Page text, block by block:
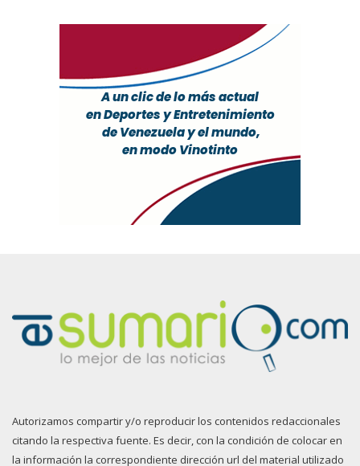
Autorizamos compartir y/o reproducir los contenidos redaccionales
citando la respectiva fuente. Es decir, con la condición de colocar en
la información la correspondiente dirección url del material utilizado